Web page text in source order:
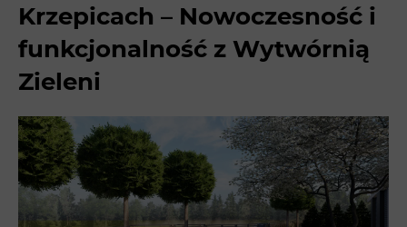
Krzepicach – Nowoczesność i
funkcjonalność z Wytwórnią
Zieleni